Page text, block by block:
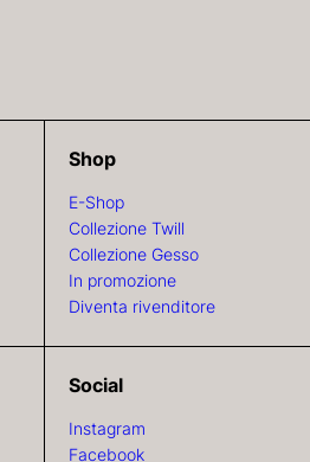
Shop
E-Shop
Collezione Twill
Collezione Gesso
In promozione
Diventa rivenditore
Social
Instagram
Facebook